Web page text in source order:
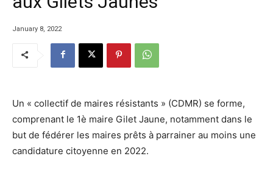
January 8, 2022
Un « collectif de maires résistants » (CDMR) se forme,
comprenant le 1è maire Gilet Jaune, notamment dans le
but de fédérer les maires prêts à parrainer au moins une
candidature citoyenne en 2022.